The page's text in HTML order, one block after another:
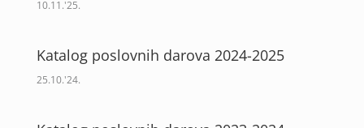
10.11.'25.
Katalog poslovnih darova 2024-2025
25.10.'24.